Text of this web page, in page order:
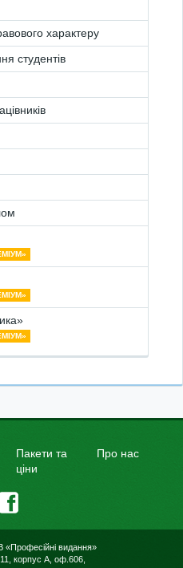
характеру
студентів
Пакети та
ціни
Про нас
видання»
корпус А, оф.606,